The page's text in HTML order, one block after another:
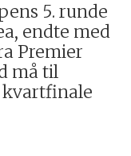
5. runde
endte med
Premier
må til
kvartfinale